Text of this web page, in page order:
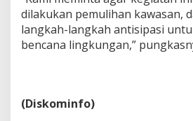
dilakukan pemulihan kawasan,
langkah-langkah antisipasi
bencana lingkungan,”
(Diskominfo)